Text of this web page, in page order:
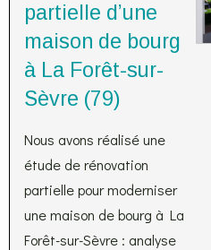
partielle d’une
maison de bourg
à La Forêt-sur-
Sèvre (79)
Nous avons réalisé une
étude de rénovation
partielle pour moderniser
une maison de bourg à La
Forêt-sur-Sèvre : analyse